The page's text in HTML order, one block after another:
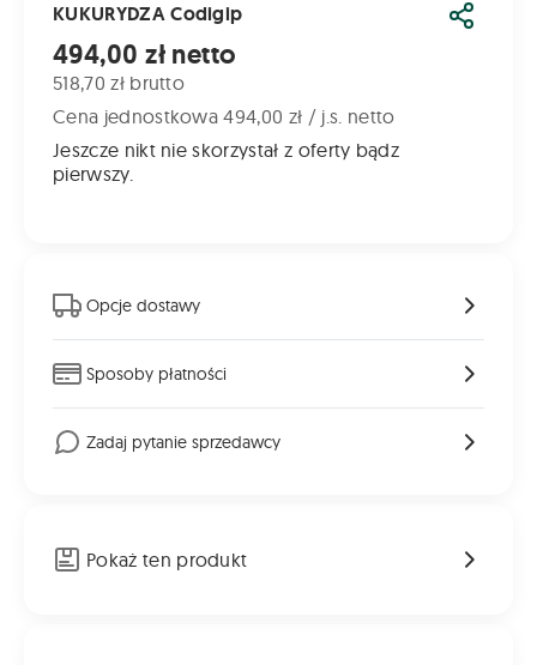
KUKURYDZA Codigip
Cena od
494,00 zł netto
518,70 zł brutto
Cena jednostkowa 494,00 zł / j.s. netto
Jeszcze nikt nie skorzystał z oferty bądz
pierwszy.
Opcje dostawy
Sposoby płatności
Zadaj pytanie sprzedawcy
Pokaż ten produkt